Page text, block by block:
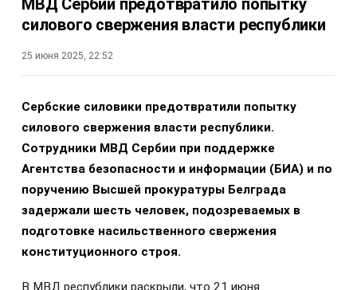
МВД Сербии предотвратило попытку
силового свержения власти республики
25 июня 2025, 22:52
Сербские силовики предотвратили попытку
силового свержения власти республики.
Сотрудники МВД Сербии при поддержке
Агентства безопасности и информации (БИА) и по
поручению Высшей прокуратуры Белграда
задержали шесть человек, подозреваемых в
подготовке насильственного свержения
конституционного строя.
В МВД республики раскрыли, что 21 июня